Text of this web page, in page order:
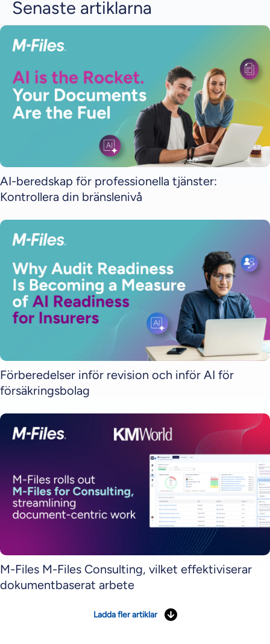
Senaste artiklarna
AI-beredskap för professionella tjänster:
Kontrollera din bränslenivå
Förberedelser inför revision och inför AI för
försäkringsbolag
M-Files M-Files Consulting, vilket effektiviserar
dokumentbaserat arbete
Ladda fler artiklar